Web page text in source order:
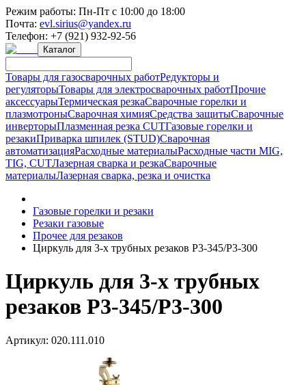
Режим работы: Пн-Пт с 10:00 до 18:00
Почта: evl.sirius@yandex.ru
Телефон: +7 (921) 932-92-56
Каталог
Товары для газосварочных работРедукторы и
регуляторыТовары для электросварочных работПрочие
аксессуарыТермическая резкаСварочные горелки и
плазмотроныСварочная химияСредства защитыСварочные
инверторыПлазменная резка CUTГазовые горелки и
резакиПриварка шпилек (STUD)Сварочная
автоматизацияРасходные материалыРасходные части MIG,
TIG, CUTЛазерная сварка и резкаСварочные
материалыЛазерная сварка, резка и очистка
Газовые горелки и резаки
Резаки газовые
Прочее для резаков
Циркуль для 3-х трубных резаков P3-345/Р3-300
Циркуль для 3-х трубных
резаков P3-345/Р3-300
Артикул: 020.111.010